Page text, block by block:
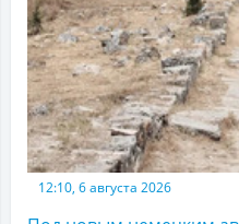
12:10, 6 августа 2026